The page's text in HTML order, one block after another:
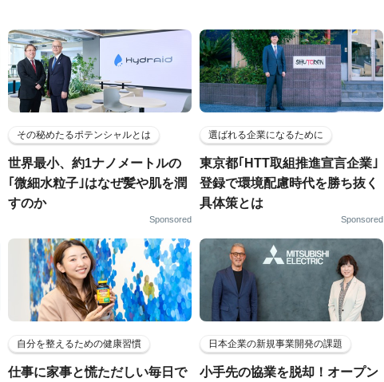
その秘めたるポテンシャルとは
世界最小、約1ナノメートルの
｢微細水粒子｣はなぜ髪や肌を潤
すのか
Sponsored
選ばれる企業になるために
東京都｢HTT取組推進宣言企業｣
登録で環境配慮時代を勝ち抜く
具体策とは
Sponsored
自分を整えるための健康習慣
仕事に家事と慌ただしい毎日で
日本企業の新規事業開発の課題
小手先の協業を脱却！オープン